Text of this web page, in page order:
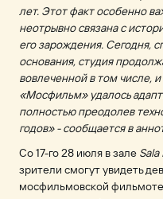
лет. Этот факт особенно
неотрывно связана с
его зарождения. Сегодня,
основания, студия
вовлеченной в том числе,
«Мосфильм» удалось
полностью преодолев
годов» - сообщается в
Со 17-го 28 июля в зале
зрители смогут увидеть
мосфильмовской